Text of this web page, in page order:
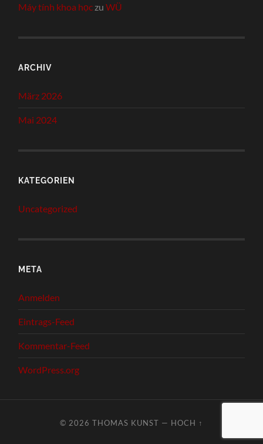
Máy tính khoa học zuWÜ
ARCHIV
März 2026
Mai 2024
KATEGORIEN
Uncategorized
META
Anmelden
Eintrags-Feed
Kommentar-Feed
WordPress.org
© 2026 THOMAS KUNST — HOCH ↑